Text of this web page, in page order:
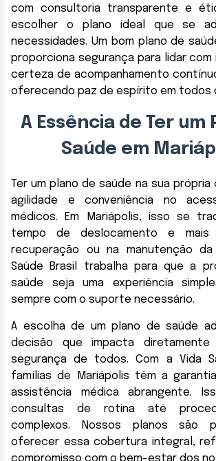
com consultoria transparente e
escolher o plano ideal que se
necessidades. Um bom plano de
proporciona segurança para lidar
certeza de acompanhamento
oferecendo paz de espírito em todos
A Essência de Ter um
Saúde em
Ter um plano de saúde na sua
agilidade e conveniência no
médicos. Em Mariápolis, isso se
tempo de deslocamento e
recuperação ou na manutenção
Saúde Brasil trabalha para que a
saúde seja uma experiência
sempre com o suporte necessário.
A escolha de um plano de saúde
decisão que impacta
segurança de todos. Com a Vida
famílias de Mariápolis têm a
assistência médica abrangente.
consultas de rotina até
complexos. Nossos planos são
oferecer essa cobertura integral,
compromisso com o bem-estar dos